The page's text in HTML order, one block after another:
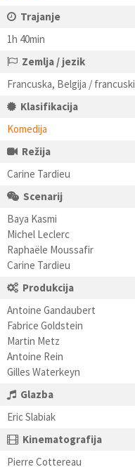
Trajanje
1h 40min
Zemlja / jezik
Francuska, Belgija / francuski
Klasifikacija
Komedija
Režija
Carine Tardieu
Scenarij
Baya Kasmi
Michel Leclerc
Raphaële Moussafir
Carine Tardieu
Produkcija
Antoine Gandaubert
Fabrice Goldstein
Martin Metz
Antoine Rein
Gilles Waterkeyn
Glazba
Eric Slabiak
Kinematografija
Pierre Cottereau